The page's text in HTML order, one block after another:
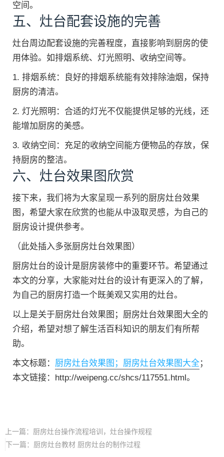
空间。
五、灶台配套设施的完善
灶台周边配套设施的完善程度，直接影响到厨房的使
用体验。如排烟系统、灯光照明、收纳空间等。
1. 排烟系统：良好的排烟系统能有效排除油烟，保持
厨房的清洁。
2. 灯光照明：合适的灯光不仅能提供足够的光线，还
能增加厨房的美感。
3. 收纳空间：充足的收纳空间能方便物品的存放，保
持厨房的整洁。
六、灶台效果图欣赏
接下来，我们将为大家呈现一系列的厨房灶台效果
图，希望大家在欣赏的也能从中汲取灵感，为自己的
厨房设计提供参考。
（此处插入多张厨房灶台效果图）
厨房灶台的设计是厨房装修中的重要环节。希望通过
本文的分享，大家能对灶台的设计有更深入的了解，
为自己的厨房打造一个既美观又实用的灶台。
以上是关于厨房灶台效果图；厨房灶台效果图大全的
介绍，希望对想了解生活百科知识的朋友们有所帮
助。
本文标题： 厨房灶台效果图；厨房灶台效果图大全；
本文链接：http://weipeng.cc/shcs/117551.html。
上一篇： 厨房灶台操作流程培训，灶台操作规程
下一篇： 厨房灶台教材 厨房灶台的制作过程